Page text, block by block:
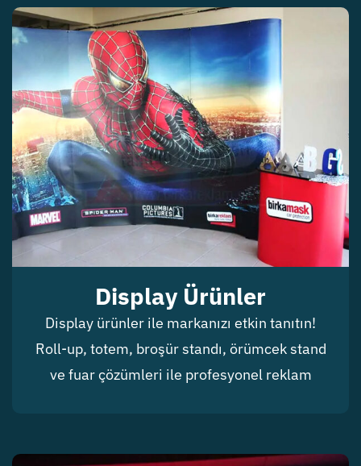
Display Ürünler
Display ürünler ile markanızı etkin tanıtın!
Roll-up, totem, broşür standı, örümcek stand
ve fuar çözümleri ile profesyonel reklam